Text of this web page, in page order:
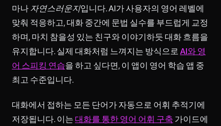
마나 자연스러운지입니다. AI가 사용자의 영어 레벨에
맞춰 적응하고, 대화 중간에 문법 실수를 부드럽게 교정
하며, 마치 참을성 있는 친구와 이야기하듯 대화 흐름을
유지합니다. 실제 대화처럼 느껴지는 방식으로 AI와 영
어 스피킹 연습을 하고 싶다면, 이 앱이 영어 학습 앱 중
최고 수준입니다.
대화에서 접하는 모든 단어가 자동으로 어휘 추적기에
저장됩니다. 이는 대화를 통한 영어 어휘 구축 가이드에